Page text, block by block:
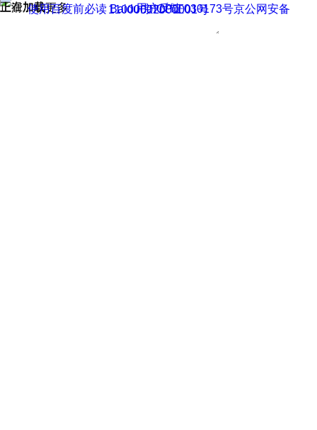
正在加载
上滑加载更多 用户反馈
使用百度前必读 Baidu 京ICP证030173号
京公网安备11000002000001号